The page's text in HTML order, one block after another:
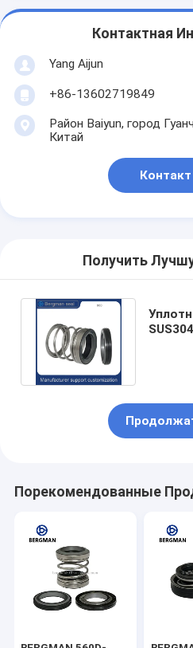
Контактная
Yang Aijun
+86-13602719849
Район Baiyun, город
Китай
Контакт
Получить
Порекомендованные